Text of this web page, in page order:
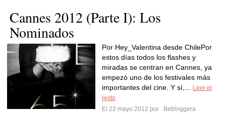
Cannes 2012 (Parte I): Los
Nominados
Por Hey_Valentina desde ChilePor
estos días todos los flashes y
miradas se centran en Cannes, ya
empezó uno de los festivales más
importantes del cine. Y sí,...
Leer el
resto
El 22 mayo 2012 por
Bebloggera